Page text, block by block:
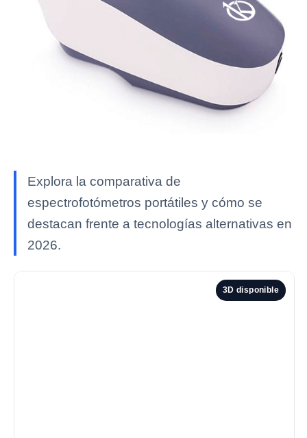
Explora la comparativa de
espectrofotómetros portátiles y cómo se
destacan frente a tecnologías alternativas en
2026.
3D disponible